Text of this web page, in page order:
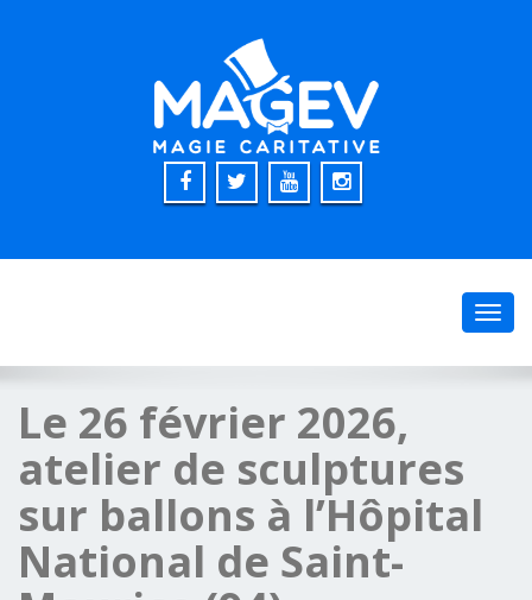
Le 26 février 2026,
atelier de sculptures
sur ballons à l’Hôpital
National de Saint-